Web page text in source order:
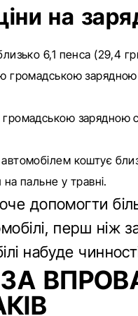
на
6,1 пенса (29,4
громадською
зарядною
коштує
на пальне у травні.
допомогти
перш ніж
набуде
ЗА